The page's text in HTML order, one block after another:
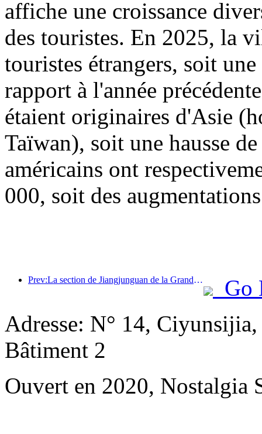
affiche une croissance
des touristes. En 2025, la
touristes étrangers, soit
rapport à l'année
étaient originaires d'Asie
Taïwan), soit une hausse
américains ont
000, soit des
Prev:La section de Jiangjunguan de la Grande Muraille, située dans le district de Pinggu à Pékin, devrait ouvrir au public dès la fin de l'année 2026.
Go
Adresse: N° 14,
Bâtiment 2
Ouvert en 2020, Nostalgia